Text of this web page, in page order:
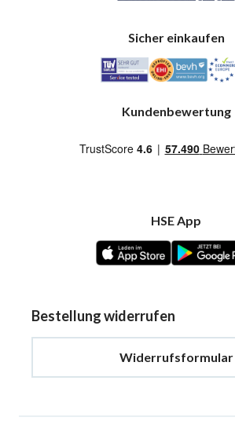
Sicher einkaufen
Kundenbewertung
HSE App
Bestellung widerrufen
Widerrufsformular